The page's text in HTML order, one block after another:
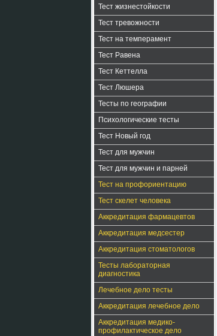
Тест жизнестойкости
Тест тревожности
Тест на темперамент
Тест Равена
Тест Кеттелла
Тест Люшера
Тесты по географии
Психологические тесты
Тест Новый год
Тест для мужчин
Тест для мужчин и парней
Тест на профориентацию
Тест скелет человека
Аккредитация фармацевтов
Аккредитация медсестер
Аккредитация стоматологов
Тесты лабораторная
диагностика
Лечебное дело тесты
Аккредитация лечебное дело
Аккредитация медико-
профилактическое дело